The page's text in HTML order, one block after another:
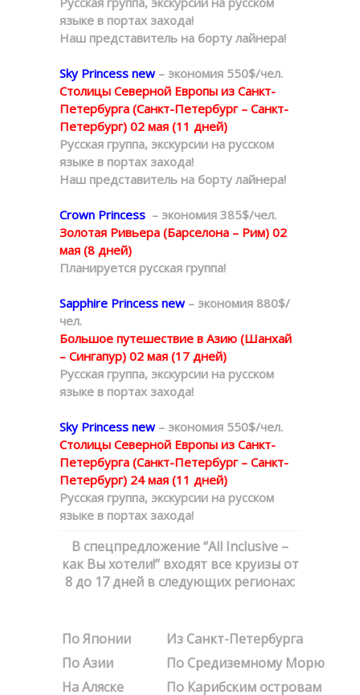
языке в портах захода!
Наш представитель на борту лайнера!
Sky Princess new – экономия 550$/чел.
Столицы Северной Европы из Санкт-
Петербурга (Санкт-Петербург – Санкт-
Петербург) 02 мая (11 дней)
Русская группа, экскурсии на русском
языке в портах захода!
Наш представитель на борту лайнера!
Crown Princess – экономия 385$/чел.
Золотая Ривьера (Барселона – Рим) 02
мая (8 дней)
Планируется русская группа!
Sapphire Princess new – экономия 880$/
чел.
Большое путешествие в Азию (Шанхай
– Сингапур) 02 мая (17 дней)
Русская группа, экскурсии на русском
языке в портах захода!
Sky Princess new – экономия 550$/чел.
Столицы Северной Европы из Санкт-
Петербурга (Санкт-Петербург – Санкт-
Петербург) 24 мая (11 дней)
Русская группа, экскурсии на русском
языке в портах захода!
В спецпредложение “All Inclusive –
как Вы хотели!” входят все круизы от
8 до 17 дней в следующих регионах:
По Японии
Из Санкт-Петербурга
По Азии
По Средиземному Морю
На Аляске
По Карибским островам